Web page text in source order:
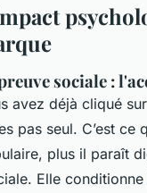
sociale :
avez déjà cliqué
pas seul. C’est ce
plus il paraît
Elle